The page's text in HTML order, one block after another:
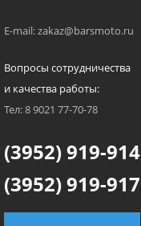
E-mail: zakaz@barsmoto.ru
Вопросы сотрудничества
и качества работы:
Тел: 8 9021 77-70-78
(3952) 919-914
(3952) 919-917